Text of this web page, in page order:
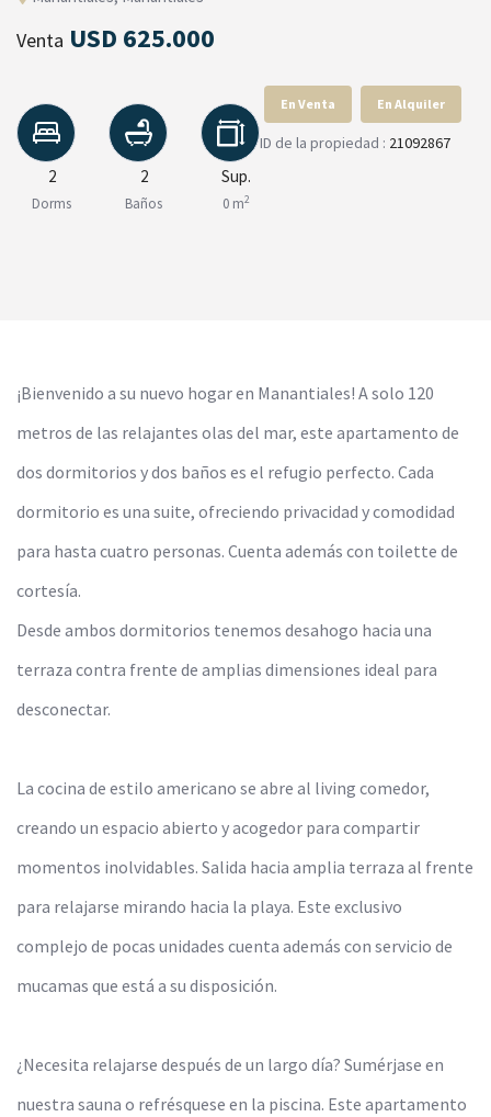
Venta USD 625.000
2
Dorms
2
Baños
Sup.
0 m2
En Venta En Alquiler
ID de la propiedad : 21092867
¡Bienvenido a su nuevo hogar en Manantiales! A solo 120
metros de las relajantes olas del mar, este apartamento de
dos dormitorios y dos baños es el refugio perfecto. Cada
dormitorio es una suite, ofreciendo privacidad y comodidad
para hasta cuatro personas. Cuenta además con toilette de
cortesía.
Desde ambos dormitorios tenemos desahogo hacia una
terraza contra frente de amplias dimensiones ideal para
desconectar.
La cocina de estilo americano se abre al living comedor,
creando un espacio abierto y acogedor para compartir
momentos inolvidables. Salida hacia amplia terraza al frente
para relajarse mirando hacia la playa. Este exclusivo
complejo de pocas unidades cuenta además con servicio de
mucamas que está a su disposición.
¿Necesita relajarse después de un largo día? Sumérjase en
nuestra sauna o refrésquese en la piscina. Este apartamento